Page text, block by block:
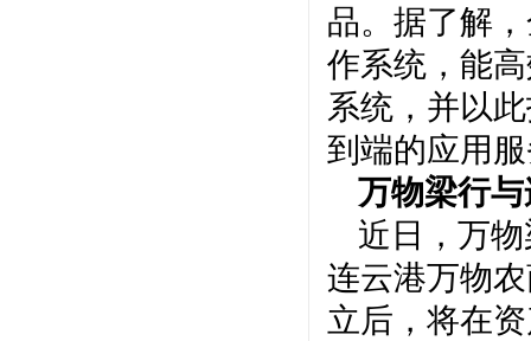
品。据了解
作系统，能
系统，并以
到端的应用
万物梁行
近日，万
连云港万物
立后，将在